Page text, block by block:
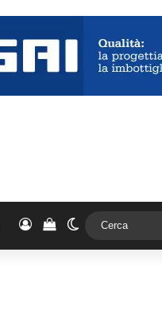
AccediVedi il carrello
Cambia aspetto